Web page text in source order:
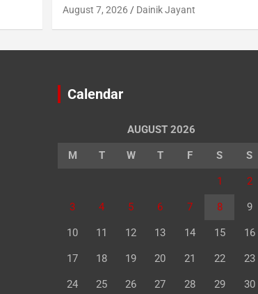
August 7, 2026 Dainik Jayant
Calendar
AUGUST 2026
M T W T F S S
1 2
3 4 5 6 7 8 9
10 11 12 13 14 15 16
17 18 19 20 21 22 23
24 25 26 27 28 29 30